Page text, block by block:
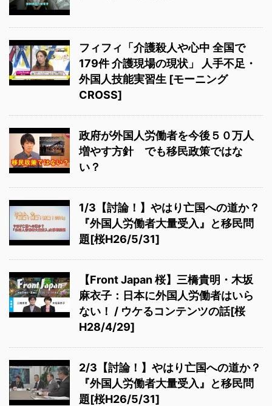
フィフィ「介護殺人や心中 全国で
179件 介護現場の現状」 人手不足・
外国人技能実習生 [モーニング
CROSS]
政府が外国人労働者を今後５０万人
増やす方針 でも移民政策ではな
い？
1/3【討論！】やはり亡国への道か？
『外国人労働者大量受入』と移民問
題[桜H26/5/31]
【Front Japan 桜】三橋貴明・木坂
麻衣子：日本に外国人労働者はいら
ない！ / ウケるコンテンツの話[桜
H28/4/29]
2/3【討論！】やはり亡国への道か？
『外国人労働者大量受入』と移民問
題[桜H26/5/31]